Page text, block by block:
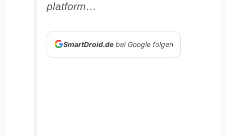
platform…
SmartDroid.debei Google folgen